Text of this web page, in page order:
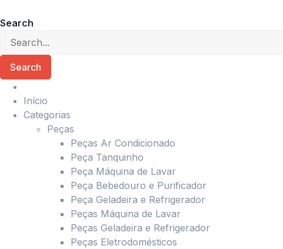
para
conteúdo
Search
Search
Início
Categorias
Peças
Peças Ar Condicionado
Peça Tanquinho
Peça Máquina de Lavar
Peça Bebedouro e Purificador
Peça Geladeira e Refrigerador
Peças Máquina de Lavar
Peças Geladeira e Refrigerador
Peças Eletrodomésticos